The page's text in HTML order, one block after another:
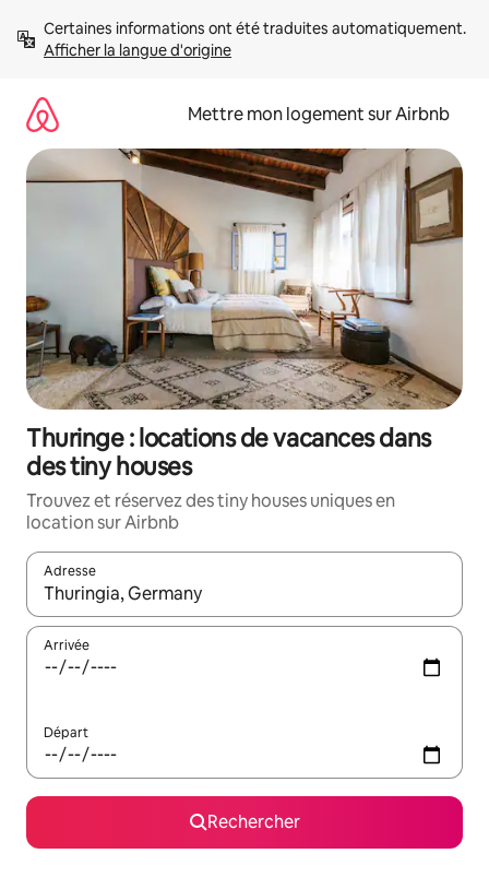
directement
Afficher la langue d'origine
Mettre mon logement sur Airbnb
Thuringe : locations de vacances dans
des tiny houses
Trouvez et réservez des tiny houses uniques en
location sur Airbnb
Adresse
Lorsque les résultats s'affichent, utilisez les flèches vers le
Arrivée
Départ
Rechercher